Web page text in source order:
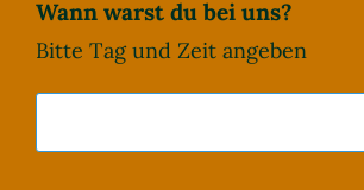
Stammtische
Wann warst du bei uns?
Bitte Tag und Zeit angeben